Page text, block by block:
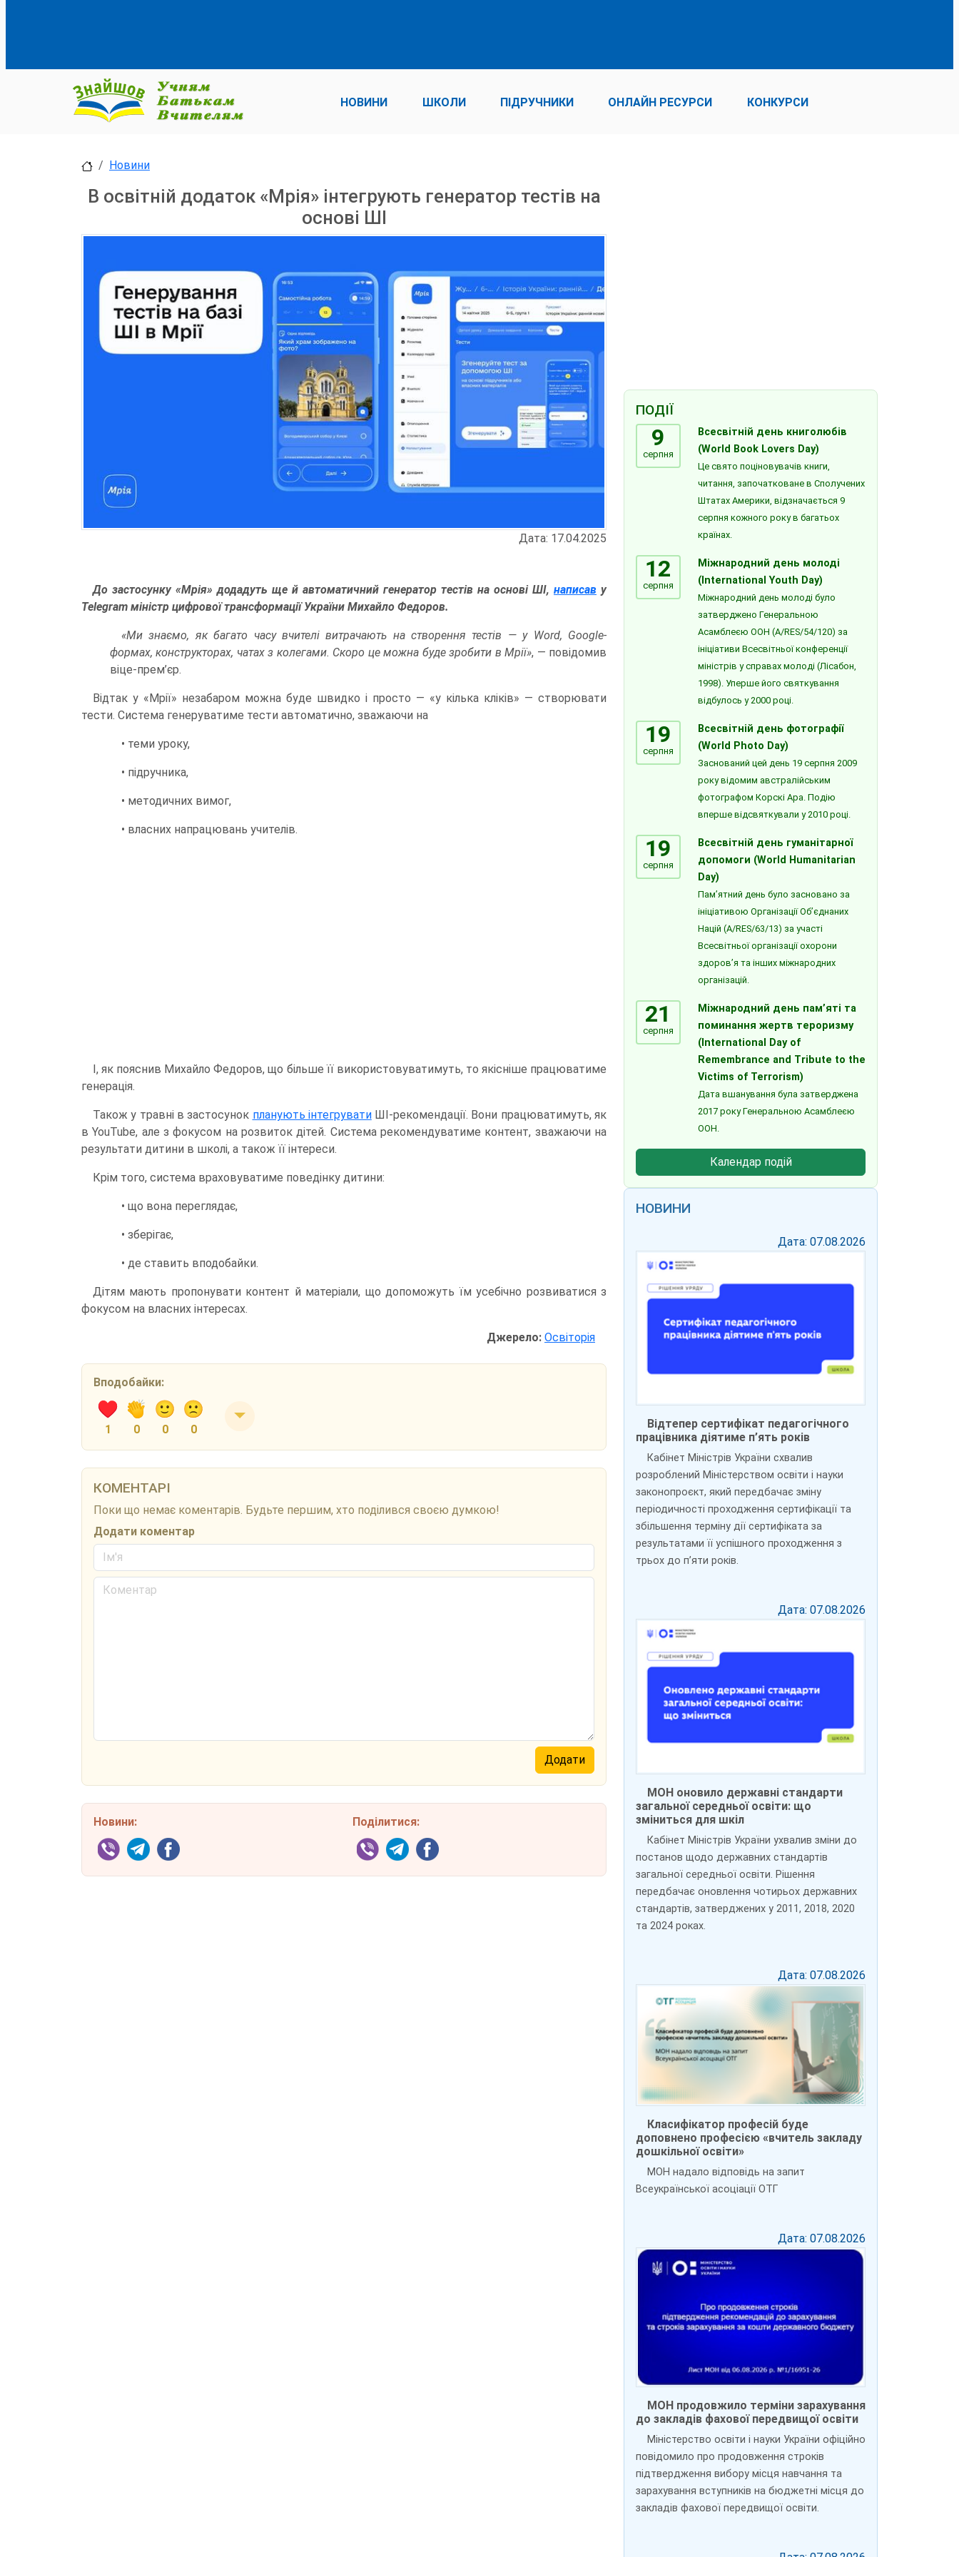
НОВИНИ ШКОЛИ ПІДРУЧНИКИ ОНЛАЙН РЕСУРСИ КОНКУРСИ
Новини
В освітній додаток «Мрія» інтегрують генератор тестів на
основі ШІ
Дата: 17.04.2025
До застосунку «Мрія» додадуть ще й автоматичний генератор тестів на основі ШІ, написав у
Telegram міністр цифрової трансформації України Михайло Федоров.
«Ми знаємо, як багато часу вчителі витрачають на створення тестів — у Word, Google-
формах, конструкторах, чатах з колегами. Скоро це можна буде зробити в Мрії», — повідомив
віце-прем’єр.
Відтак у «Мрії» незабаром можна буде швидко і просто — «у кілька кліків» — створювати
тести. Система генеруватиме тести автоматично, зважаючи на
• теми уроку,
• підручника,
• методичних вимог,
• власних напрацювань учителів.
І, як пояснив Михайло Федоров, що більше її використовуватимуть, то якісніше працюватиме
генерація.
Також у травні в застосунок планують інтегруватиШІ-рекомендації. Вони працюватимуть, як
в YouTube, але з фокусом на розвиток дітей. Система рекомендуватиме контент, зважаючи на
результати дитини в школі, а також її інтереси.
Крім того, система враховуватиме поведінку дитини:
• що вона переглядає,
• зберігає,
• де ставить вподобайки.
Дітям мають пропонувати контент й матеріали, що допоможуть їм усебічно розвиватися з
фокусом на власних інтересах.
Джерело: Освіторія
Вподобайки:
1 0 0 0
КОМЕНТАРІ
Поки що немає коментарів. Будьте першим, хто поділився своєю думкою!
Додати коментар
Новини: Поділитися:
ПОДІЇ
9
серпня
Всесвітній день книголюбів
(World Book Lovers Day)
Це свято поціновувачів книги,
читання, започатковане в Сполучених
Штатах Америки, відзначається 9
серпня кожного року в багатьох
країнах.
12
серпня
Міжнародний день молоді
(International Youth Day)
Міжнародний день молоді було
затверджено Генеральною
Асамблеєю ООН (A/RES/54/120) за
ініціативи Всесвітньої конференції
міністрів у справах молоді (Лісабон,
1998). Уперше його святкування
відбулось у 2000 році.
19
серпня
Всесвітній день фотографії
(World Photo Day)
Заснований цей день 19 серпня 2009
року відомим австралійським
фотографом Корскі Ара. Подію
вперше відсвяткували у 2010 році.
19
серпня
Всесвітній день гуманітарної
допомоги (World Humanitarian
Day)
Пам’ятний день було засновано за
ініціативою Організації Об’єднаних
Націй (A/RES/63/13) за участі
Всесвітньої організації охорони
здоров’я та інших міжнародних
організацій.
21
серпня
Міжнародний день пам’яті та
поминання жертв тероризму
(International Day of
Remembrance and Tribute to the
Victims of Terrorism)
Дата вшанування була затверджена
2017 року Генеральною Асамблеєю
ООН.
Календар подій
НОВИНИ
Дата: 07.08.2026
Відтепер сертифікат педагогічного
працівника діятиме п’ять років
Кабінет Міністрів України схвалив
розроблений Міністерством освіти і науки
законопроєкт, який передбачає зміну
періодичності проходження сертифікації та
збільшення терміну дії сертифіката за
результатами її успішного проходження з
трьох до пʼяти років.
Дата: 07.08.2026
МОН оновило державні стандарти
загальної середньої освіти: що
зміниться для шкіл
Кабінет Міністрів України ухвалив зміни до
постанов щодо державних стандартів
загальної середньої освіти. Рішення
передбачає оновлення чотирьох державних
стандартів, затверджених у 2011, 2018, 2020
та 2024 роках.
Дата: 07.08.2026
Класифікатор професій буде
доповнено професією «вчитель закладу
дошкільної освіти»
МОН надало відповідь на запит
Всеукраїнської асоціації ОТГ
Дата: 07.08.2026
МОН продовжило терміни зарахування
до закладів фахової передвищої освіти
Міністерство освіти і науки України офіційно
повідомило про продовження строків
підтвердження вибору місця навчання та
зарахування вступників на бюджетні місця до
закладів фахової передвищої освіти.